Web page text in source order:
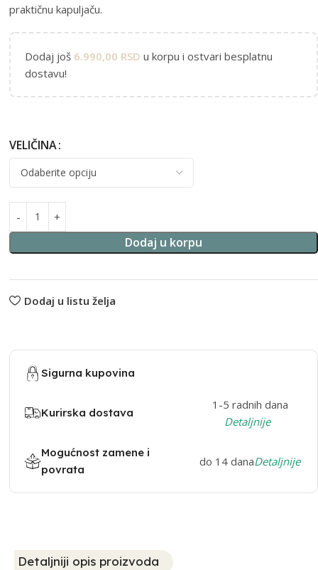
praktičnu kapuljaču.
Dodaj još 6.990,00 RSD u korpu i ostvari besplatnu
dostavu!
VELIČINA
Dodaj u korpu
Alternative:
Dodaj u listu želja
Sigurna kupovina
Kurirska dostava
1-5 radnih dana
Detaljnije
Mogućnost zamene i
povrata
do 14 danaDetaljnije
Detaljniji opis proizvoda